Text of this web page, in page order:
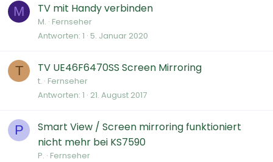
M TV mit Handy verbinden
M. Fernseher
Antworten 1 5. Januar 2020
T TV UE46F6470SS Screen Mirroring
t. Fernseher
Antworten 1 21. August 2017
P
Smart View / Screen mirroring funktioniert
nicht mehr bei KS7590
P. Fernseher